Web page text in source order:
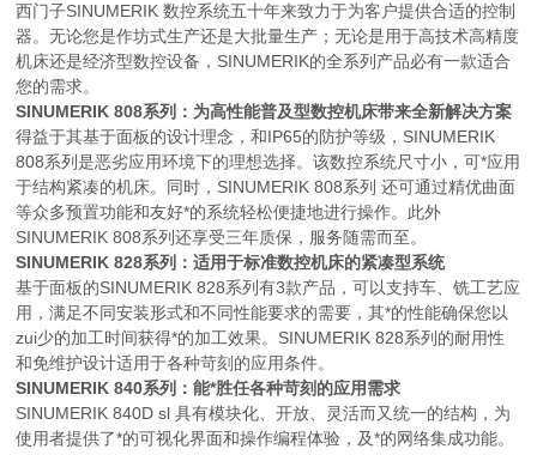
西门子SINUMERIK 数控系统五十年来致力于为客户提供合适的控制
器。无论您是作坊式生产还是大批量生产；无论是用于高技术高精度
机床还是经济型数控设备，SINUMERIK的全系列产品必有一款适合
您的需求。
SINUMERIK 808系列：为高性能普及型数控机床带来全新解决方案
得益于其基于面板的设计理念，和IP65的防护等级，SINUMERIK
808系列是恶劣应用环境下的理想选择。该数控系统尺寸小，可*应用
于结构紧凑的机床。同时，SINUMERIK 808系列 还可通过精优曲面
等众多预置功能和友好*的系统轻松便捷地进行操作。此外
SINUMERIK 808系列还享受三年质保，服务随需而至。
SINUMERIK 828系列：适用于标准数控机床的紧凑型系统
基于面板的SINUMERIK 828系列有3款产品，可以支持车、铣工艺应
用，满足不同安装形式和不同性能要求的需要，其*的性能确保您以
zui少的加工时间获得*的加工效果。SINUMERIK 828系列的耐用性
和免维护设计适用于各种苛刻的应用条件。
SINUMERIK 840系列：能*胜任各种苛刻的应用需求
SINUMERIK 840D sl 具有模块化、开放、灵活而又统一的结构，为
使用者提供了*的可视化界面和操作编程体验，及*的网络集成功能。